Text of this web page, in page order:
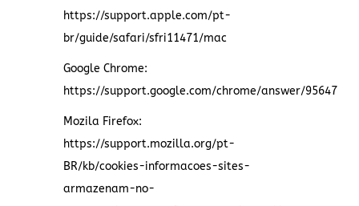
https://support.apple.com/pt-
br/guide/safari/sfri11471/mac
Google Chrome:
https://support.google.com/chrome/answer/95647
Mozila Firefox:
https://support.mozilla.org/pt-
BR/kb/cookies-informacoes-sites-
armazenam-no-